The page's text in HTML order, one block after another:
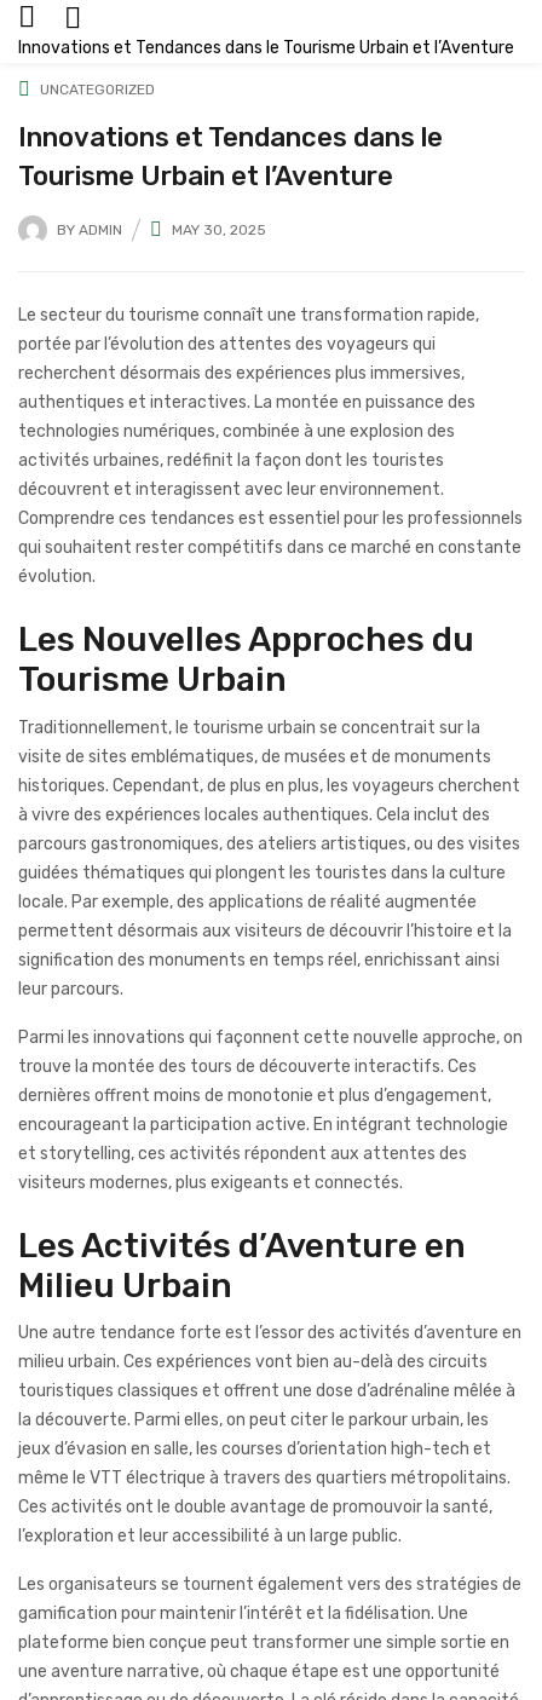
Innovations et Tendances dans le Tourisme Urbain et l’Aventure
UNCATEGORIZED
Innovations et Tendances dans le
Tourisme Urbain et l’Aventure
BY ADMIN MAY 30, 2025
Le secteur du tourisme connaît une transformation rapide,
portée par l’évolution des attentes des voyageurs qui
recherchent désormais des expériences plus immersives,
authentiques et interactives. La montée en puissance des
technologies numériques, combinée à une explosion des
activités urbaines, redéfinit la façon dont les touristes
découvrent et interagissent avec leur environnement.
Comprendre ces tendances est essentiel pour les professionnels
qui souhaitent rester compétitifs dans ce marché en constante
évolution.
Les Nouvelles Approches du
Tourisme Urbain
Traditionnellement, le tourisme urbain se concentrait sur la
visite de sites emblématiques, de musées et de monuments
historiques. Cependant, de plus en plus, les voyageurs cherchent
à vivre des expériences locales authentiques. Cela inclut des
parcours gastronomiques, des ateliers artistiques, ou des visites
guidées thématiques qui plongent les touristes dans la culture
locale. Par exemple, des applications de réalité augmentée
permettent désormais aux visiteurs de découvrir l’histoire et la
signification des monuments en temps réel, enrichissant ainsi
leur parcours.
Parmi les innovations qui façonnent cette nouvelle approche, on
trouve la montée des tours de découverte interactifs. Ces
dernières offrent moins de monotonie et plus d’engagement,
encourageant la participation active. En intégrant technologie
et storytelling, ces activités répondent aux attentes des
visiteurs modernes, plus exigeants et connectés.
Les Activités d’Aventure en
Milieu Urbain
Une autre tendance forte est l’essor des activités d’aventure en
milieu urbain. Ces expériences vont bien au-delà des circuits
touristiques classiques et offrent une dose d’adrénaline mêlée à
la découverte. Parmi elles, on peut citer le parkour urbain, les
jeux d’évasion en salle, les courses d’orientation high-tech et
même le VTT électrique à travers des quartiers métropolitains.
Ces activités ont le double avantage de promouvoir la santé,
l’exploration et leur accessibilité à un large public.
Les organisateurs se tournent également vers des stratégies de
gamification pour maintenir l’intérêt et la fidélisation. Une
plateforme bien conçue peut transformer une simple sortie en
une aventure narrative, où chaque étape est une opportunité